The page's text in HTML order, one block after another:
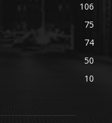
106
75
74
50
10